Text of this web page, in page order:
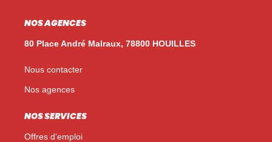
NOS AGENCES
80 Place André Malraux, 78800 HOUILLES
Nous contacter
Nos agences
NOS SERVICES
Offres d'emploi